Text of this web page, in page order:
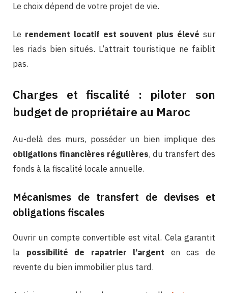
Le choix dépend de votre projet de vie.
Le rendement locatif est souvent plus élevé sur
les riads bien situés. L’attrait touristique ne faiblit
pas.
Charges et fiscalité : piloter son
budget de propriétaire au Maroc
Au-delà des murs, posséder un bien implique des
obligations financières régulières, du transfert des
fonds à la fiscalité locale annuelle.
Mécanismes de transfert de devises et
obligations fiscales
Ouvrir un compte convertible est vital. Cela garantit
la possibilité de rapatrier l’argent en cas de
revente du bien immobilier plus tard.